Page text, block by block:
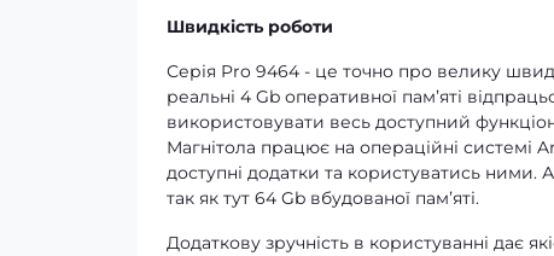
Швидкість роботи
Серія Pro 9464 - це точно про велику
реальні 4 Gb оперативної памʼяті
використовувати весь доступний
Магнітола працює на операційні системі
доступні додатки та користуватись ними.
так як тут 64 Gb вбудованої памʼяті.
Додаткову зручність в користуванні дає